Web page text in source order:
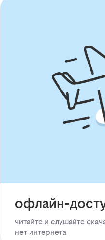
офлайн-
читайте и слушайте
нет интернета